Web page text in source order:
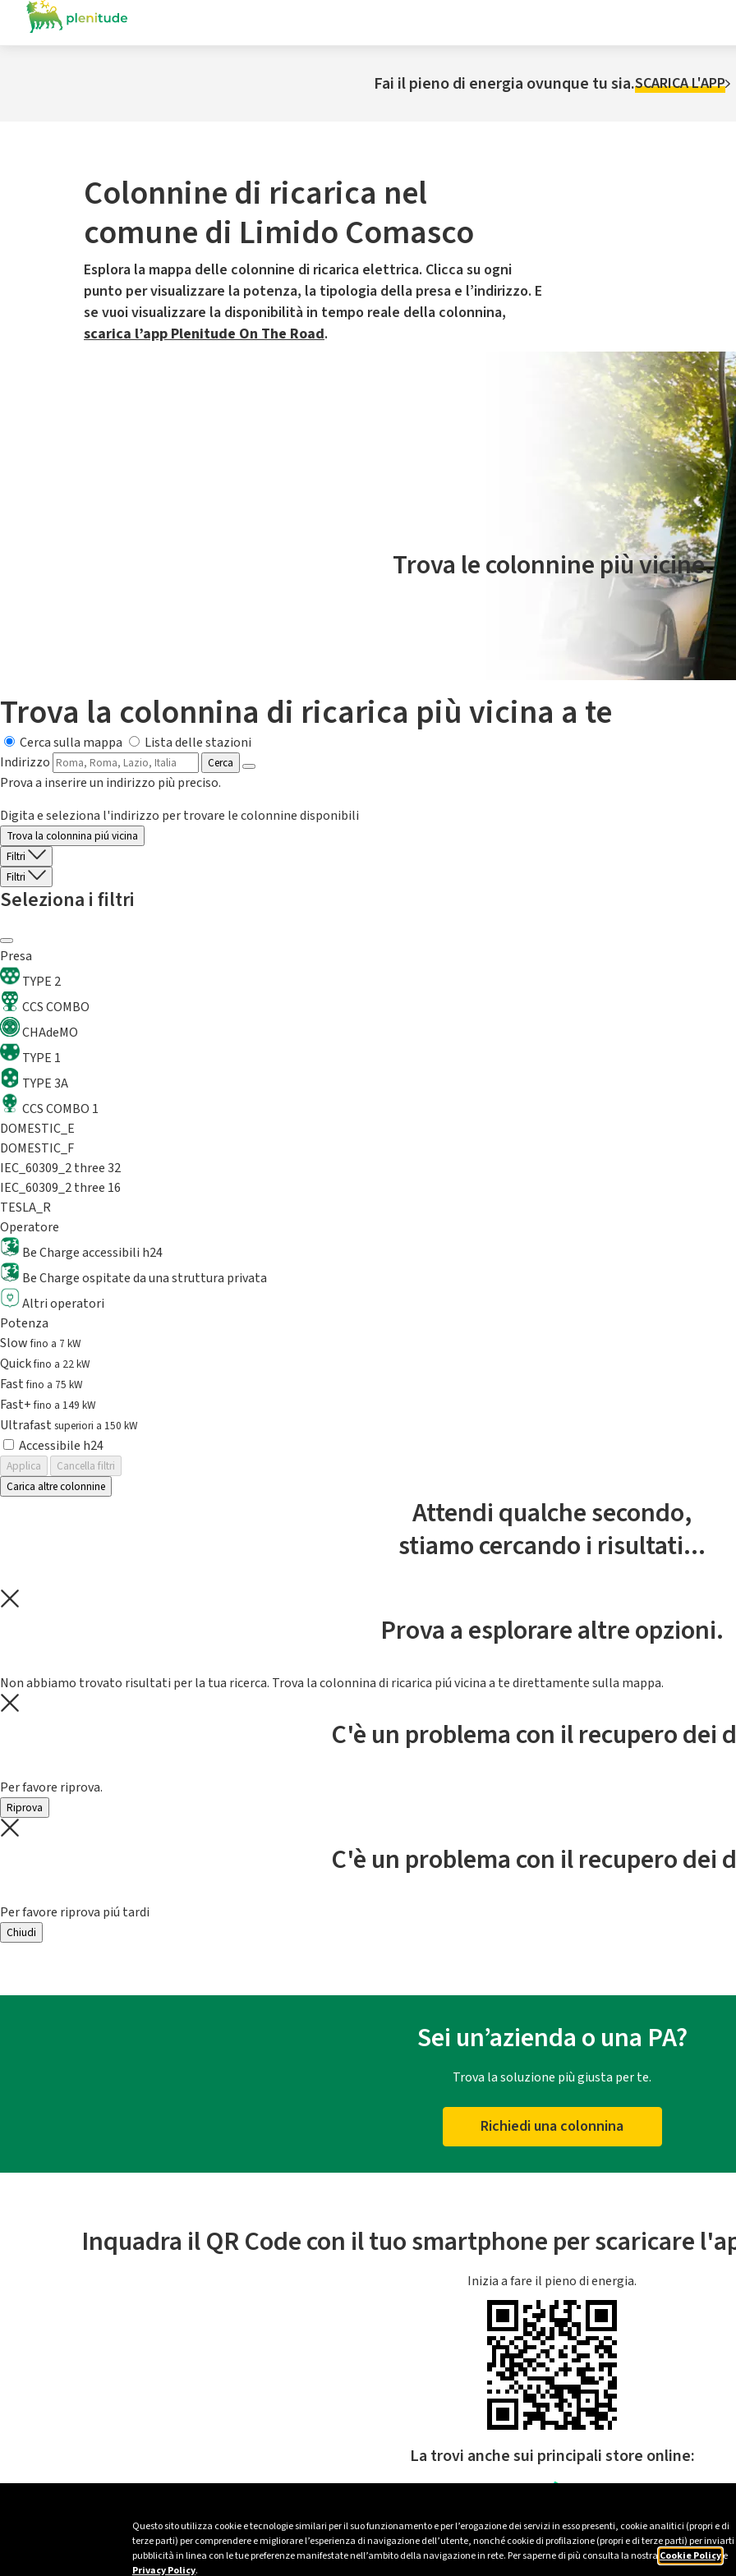
Questo sito utilizza cookie e tecnologie similari per il suo funzionamento e per l’erogazione dei servizi in esso presenti, cookie analitici (propri e di
terze parti) per comprendere e migliorare l’esperienza di navigazione dell’utente, nonché cookie di profilazione (propri e di terze parti) per inviarti
pubblicità in linea con le tue preferenze manifestate nell’ambito della navigazione in rete. Per saperne di più consulta la nostra Cookie Policye
Privacy Policy.
Fai il pieno di energia ovunque tu sia.SCARICA L'APP
Colonnine di ricarica nel
comune di Limido Comasco
Esplora la mappa delle colonnine di ricarica elettrica. Clicca su ogni
punto per visualizzare la potenza, la tipologia della presa e l’indirizzo. E
se vuoi visualizzare la disponibilità in tempo reale della colonnina,
scarica l’app Plenitude On The Road.
Il servizio di mobilità elettrica è gestito da Plenitude On The Road
Trova le colonnine più vicine.
Trova la colonnina di ricarica più vicina a te
Cerca sulla mappa
Lista delle stazioni
Indirizzo
Cerca
Prova a inserire un indirizzo più preciso.
Digita e seleziona l'indirizzo per trovare le colonnine disponibili
Trova la colonnina piú vicina
Filtri
Filtri
Seleziona i filtri
Presa
TYPE 2
CCS COMBO
CHAdeMO
TYPE 1
TYPE 3A
CCS COMBO 1
DOMESTIC_E
DOMESTIC_F
IEC_60309_2 three 32
IEC_60309_2 three 16
TESLA_R
Operatore
Be Charge accessibili h24
Be Charge ospitate da una struttura privata
Altri operatori
Potenza
Slowfino a 7 kW
Quickfino a 22 kW
Fastfino a 75 kW
Fast+fino a 149 kW
Ultrafast superiori a 150 kW
Accessibile h24
Applica
Cancella filtri
Carica altre colonnine
Attendi qualche secondo,
stiamo cercando i risultati...
Prova a esplorare altre opzioni.
Non abbiamo trovato risultati per la tua ricerca. Trova la colonnina di ricarica piú vicina a te direttamente sulla mappa.
C'è un problema con il recupero dei
Per favore riprova.
Riprova
C'è un problema con il recupero dei
Per favore riprova piú tardi
Chiudi
Sei un’azienda o una PA?
Trova la soluzione più giusta per te.
Richiedi una colonnina
Inquadra il QR Code con il tuo smartphone per scaricare
Inizia a fare il pieno di energia.
La trovi anche sui principali store online: